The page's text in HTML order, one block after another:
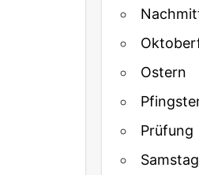
Ostern
Prüfung
Samstag